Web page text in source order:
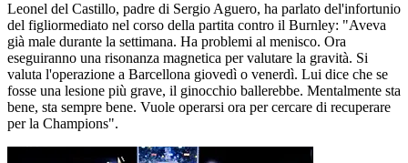
Leonel del Castillo, padre di Sergio Aguero, ha parlato del'infortunio
del figliormediato nel corso della partita contro il Burnley: "Aveva
già male durante la settimana. Ha problemi al menisco. Ora
eseguiranno una risonanza magnetica per valutare la gravità. Si
valuta l'operazione a Barcellona giovedì o venerdì. Lui dice che se
fosse una lesione più grave, il ginocchio ballerebbe. Mentalmente sta
bene, sta sempre bene. Vuole operarsi ora per cercare di recuperare
per la Champions".